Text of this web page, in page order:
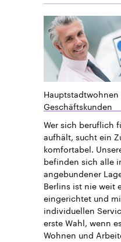
Geschäftskunden
Wer sich beruflich
aufhält, sucht ein
komfortabel.
befinden sich alle
angebundener
Berlins ist nie weit
eingerichtet und
individuellen
erste Wahl, wenn
Wohnen und